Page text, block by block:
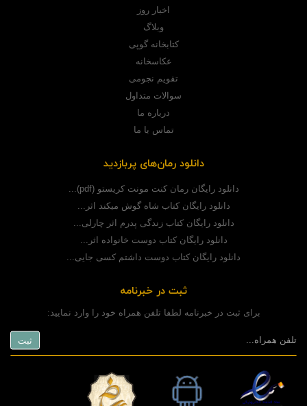
اخبار روز
وبلاگ
کتابخانه گوپی
عکاسخانه
تقویم نجومی
سوالات متداول
درباره ما
تماس با ما
دانلود رمان‌های پربازدید
دانلود رایگان رمان کنت مونت کریستو (pdf)...
دانلود رایگان کتاب شاه گوش میکند اثر...
دانلود رایگان کتاب زندگی پدرم اثر چارلی...
دانلود رایگان کتاب دوست خانواده اثر...
دانلود رایگان کتاب دوست داشتم کسی جایی...
ثبت در خبرنامه
برای ثبت در خبرنامه لطفا تلفن همراه خود را وارد نمایید: